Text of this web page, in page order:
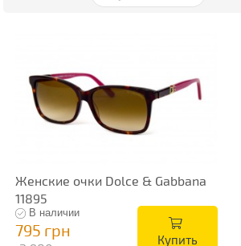
Женские очки Dolce & Gabbana
11895
В наличии
795 грн Купить